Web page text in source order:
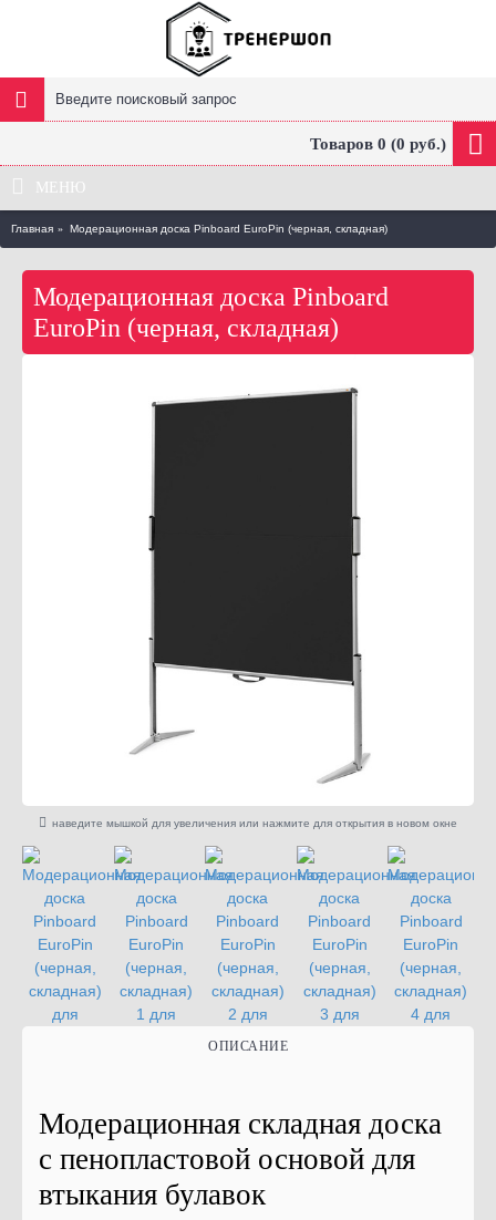
Товаров 0 (0 руб.)
МЕНЮ
Главная Модерационная доска Pinboard EuroPin (черная, складная)
Модерационная доска Pinboard
EuroPin (черная, складная)
наведите мышкой для увеличения или нажмите для открытия в новом окне
ОПИСАНИЕ
Модерационная складная доска
c пенопластовой основой для
втыкания булавок